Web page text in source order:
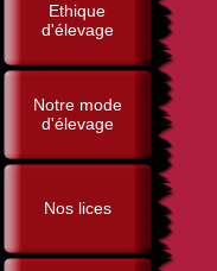
Ethique
d'élevage
Notre mode
d'élevage
Nos lices